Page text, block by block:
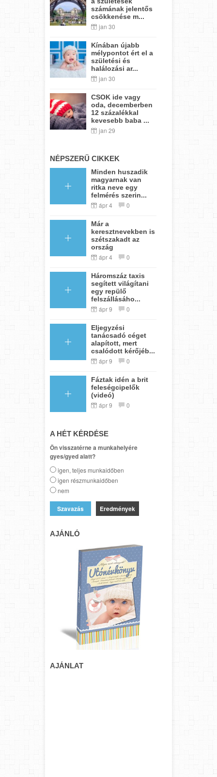
számának jelentős
csökkenése m...
jan 30
Kínában újabb
mélypontot ért el a
születési és
halálozási ar...
jan 30
CSOK ide vagy
oda, decemberben
12 százalékkal
kevesebb baba ...
jan 29
NÉPSZERŰ CIKKEK
Minden huszadik
magyarnak van
ritka neve egy
felmérés szerin...
ápr 4 0
Már a
keresztnevekben is
szétszakadt az
ország
ápr 4 0
Háromszáz taxis
segített világítani
egy repülő
felszállásáho...
ápr 9 0
Eljegyzési
tanácsadó céget
alapított, mert
csalódott kérőjéb...
ápr 9 0
Fáztak idén a brit
feleségcipelők
(videó)
ápr 9 0
A HÉT KÉRDÉSE
Ön visszatérne a munkahelyére
gyes/gyed alatt?
igen, teljes munkaidőben
igen részmunkaidőben
nem
Eredmények
AJÁNLÓ
AJÁNLAT